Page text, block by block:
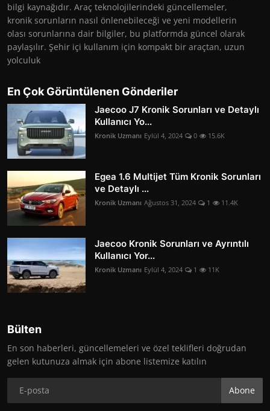
bilgi kaynağıdır. Araç teknolojilerindeki güncellemeler,
kronik sorunların nasıl önlenebileceği ve yeni modellerin
olası sorunlarına dair bilgiler, bu platformda güncel olarak
paylaşılır. Şehir içi kullanım için kompakt bir araçtan, uzun
yolculuk
En Çok Görüntülenen Gönderiler
Jaecoo J7 Kronik Sorunları ve Detaylı
Kullanıcı Yo...
Kronik Uzmanı Eylül 4, 2024 0 15.6K
Egea 1.6 Multijet Tüm Kronik Sorunları
ve Detaylı ...
Kronik Uzmanı Ağustos 31, 2024 1 11.4K
Jaecoo Kronik Sorunları ve Ayrıntılı
Kullanıcı Yor...
Kronik Uzmanı Eylül 4, 2024 1 11K
Bülten
En son haberleri, güncellemeleri ve özel teklifleri doğrudan
gelen kutunuza almak için abone listemize katılın
Abone